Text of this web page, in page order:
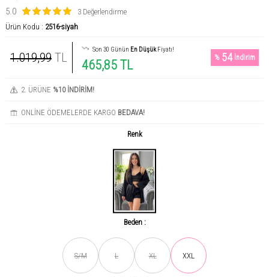
5.0
3 Değerlendirme
Ürün Kodu : 2516-siyah
1.019,99 TL
Son 30 Günün En DüşükFiyatı!
465,85 TL %54İndirim
2. ÜRÜNE %10 İNDİRİM!
ONLİNE ÖDEMELERDE KARGO BEDAVA!
Renk
Beden :
S/M L XL XXL
Son gün içerisinde 476 kişi tarafından incelendi!